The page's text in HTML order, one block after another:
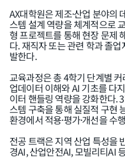
AX대학원은 제조·산업 분야의
스템 설계 역량을 체계적으로
형 프로젝트를 통해 현장 문제
다. 재직자 또는 관련 학과 졸
발한다.
교육과정은 총 4학기 단계별
업데이터 이해와 AI 기초를 다
이터 핸들링 역량을 강화한다.
스템 구축을 통해 실질적 구현
환경에서 적용·평가·개선을 수
전공 트랙은 지역 산업 특성을
경AI, 산업안전AI, 모빌리티AI